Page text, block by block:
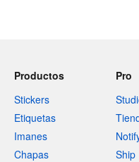
Productos
Stickers
Etiquetas
Imanes
Chapas
Pro
Ship